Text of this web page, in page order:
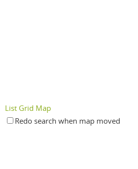
List Grid Map
Redo search when map moved